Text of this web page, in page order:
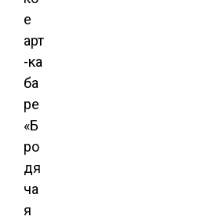
е
арт
-ка
ба
ре
«Б
ро
дя
ча
я